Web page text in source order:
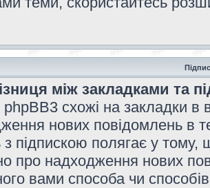
між закладками та
схожі на закладки
нових повідомлень в
з підпискою полягає у
про надходження нових
вами способа чи